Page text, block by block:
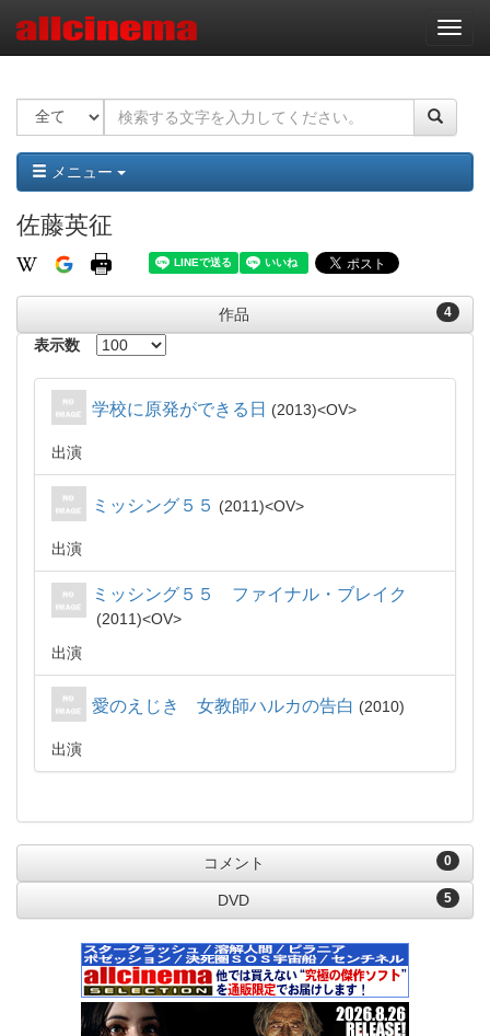
ナ
ビ
ー
ョ
ン
メニュー
佐藤英征
4
作品
表示数
学校に原発ができる日 2013 OV
出演
ミッシング５５ 2011 OV
出演
ミッシング５５ ファイナル・ブレイク
2011
OV
出演
愛のえじき 女教師ハルカの告白 2010
出演
0
コメント
5
DVD